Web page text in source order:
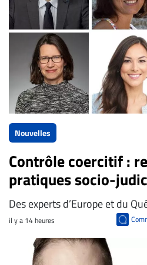
Nouvelles
Contrôle coercitif :
pratiques socio-
Des experts d’Europe et du
il y a 14 heures